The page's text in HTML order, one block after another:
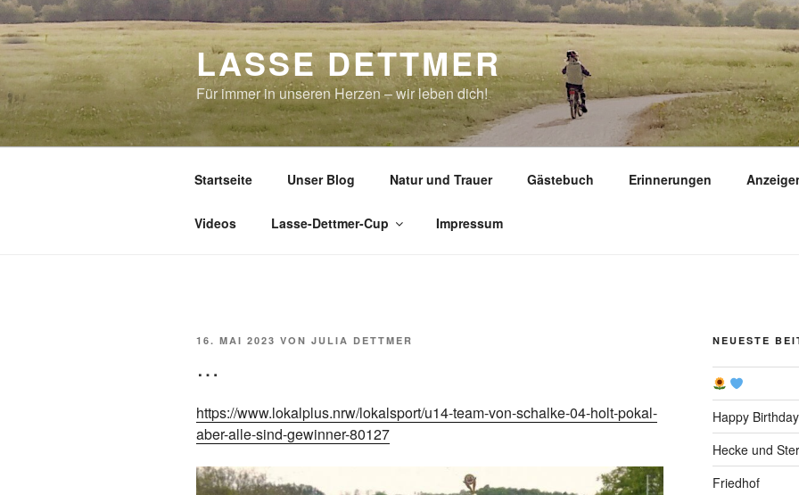
Zum
Inhalt
springen
LASSE DETTMER
Für immer in unseren Herzen – wir leben dich!
Startseite Unser Blog Natur und Trauer Gästebuch Erinnerungen
Videos Lasse-Dettmer-Cup Impressum
VERÖFFENTLICHT
16. MAI 2023 VON JULIA DETTMER
…
https://www.lokalplus.nrw/lokalsport/u14-team-von-schalke-04-holt-pokal-
aber-alle-sind-gewinner-80127
NEUESTE
Happy
Hecke und
Friedhof